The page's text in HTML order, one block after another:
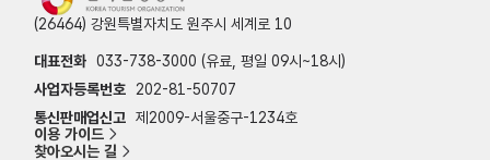
(26464) 강원특별자치도 원주시 세계로 10
대표전화 033-738-3000 (유료, 평일 09시~18시)
사업자등록번호
202-81-50707
통신판매업신고 제2009-서울중구-1234호
이용 가이드
찾아오시는 길